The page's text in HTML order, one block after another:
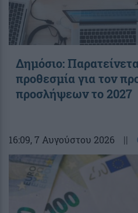
Δημόσιο:
προθεσμία για τον
προσλήψεων το 2027
16:09, 7 Αυγούστου 2026 ||